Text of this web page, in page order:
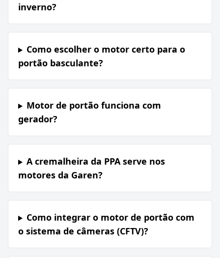
inverno?
Como escolher o motor certo para o
portão basculante?
Motor de portão funciona com
gerador?
A cremalheira da PPA serve nos
motores da Garen?
Como integrar o motor de portão com
o sistema de câmeras (CFTV)?